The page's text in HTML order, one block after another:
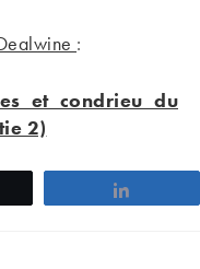
:
et condrieu du
2)